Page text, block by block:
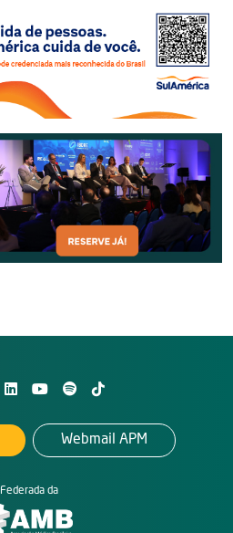
Federada da
Webmail APM